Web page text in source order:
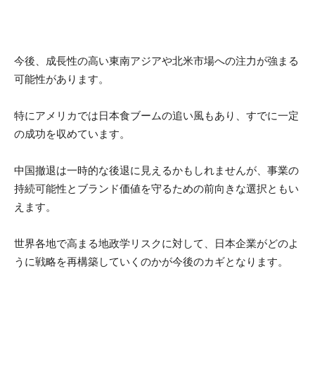
今後、成長性の高い東南アジアや北米市場への注力が強まる
可能性があります。
特にアメリカでは日本食ブームの追い風もあり、すでに一定
の成功を収めています。
中国撤退は一時的な後退に見えるかもしれませんが、事業の
持続可能性とブランド価値を守るための前向きな選択ともい
えます。
世界各地で高まる地政学リスクに対して、日本企業がどのよ
うに戦略を再構築していくのかが今後のカギとなります。